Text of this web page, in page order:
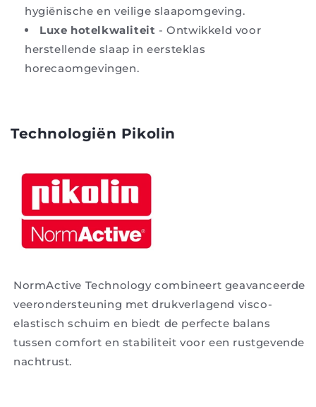
hygiënische en veilige slaapomgeving.
Luxe hotelkwaliteit - Ontwikkeld voor
herstellende slaap in eersteklas
horecaomgevingen.
Technologiën Pikolin
NormActive Technology combineert geavanceerde
veerondersteuning met drukverlagend visco-
elastisch schuim en biedt de perfecte balans
tussen comfort en stabiliteit voor een rustgevende
nachtrust.